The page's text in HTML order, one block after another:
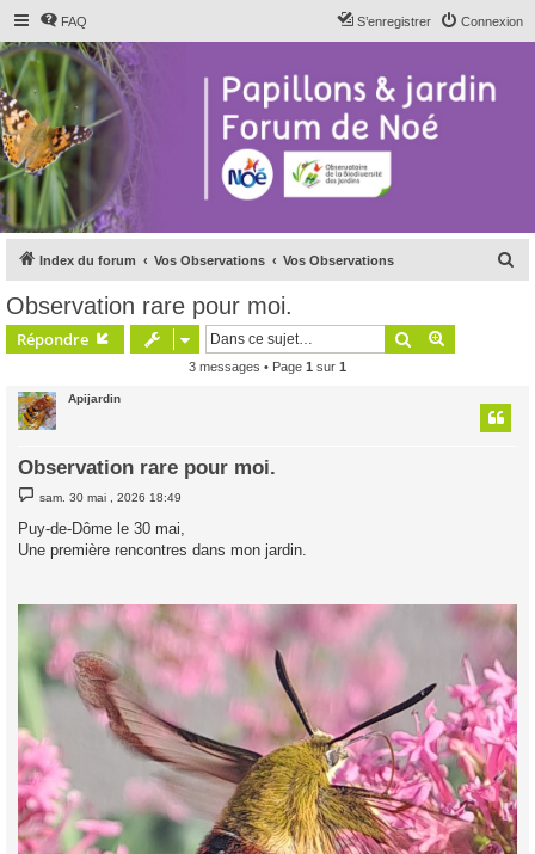
FAQ Connexion
S’enregistrer
Index du forum Vos Observations Vos Observations
Observation rare pour moi.
Répondre Rechercher
3 messages • Page 1 sur 1
Apijardin
Observation rare pour moi.
e
s
a
sam. 30 mai , 2026 18:49
Puy-de-Dôme le 30 mai,
Une première rencontres dans mon jardin.